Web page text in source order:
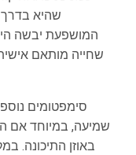
שהיא בדרך
המושפעת יבשה
שחייה מותאם
סימפטומים
שמיעה, במיוחד אם
באוזן התיכונה.